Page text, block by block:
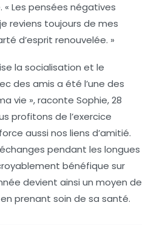
Les pensées négatives
reviens toujours de mes
d’esprit renouvelée. »
la socialisation et le
des amis a été l’une des
vie », raconte Sophie, 28
profitons de l’exercice
aussi nos liens d’amitié.
pendant les longues
bénéfique sur
devient ainsi un moyen de
prenant soin de sa santé.